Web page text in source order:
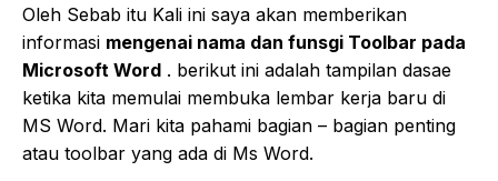
Oleh Sebab itu Kali ini saya akan memberikan
informasi mengenai nama dan funsgi Toolbar pada
Microsoft Word . berikut ini adalah tampilan dasae
ketika kita memulai membuka lembar kerja baru di
MS Word. Mari kita pahami bagian – bagian penting
atau toolbar yang ada di Ms Word.